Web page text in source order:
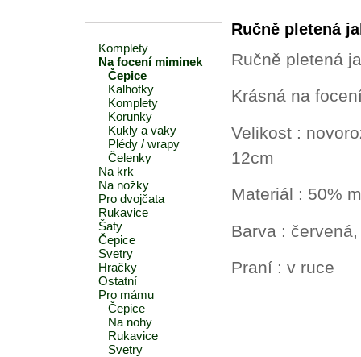
Komplety
Na focení miminek
Čepice
Kalhotky
Komplety
Korunky
Kukly a vaky
Plédy / wrapy
Čelenky
Na krk
Na nožky
Pro dvojčata
Rukavice
Šaty
Čepice
Svetry
Hračky
Ostatní
Pro mámu
Čepice
Na nohy
Rukavice
Svetry
Ručně pletená
Ručně pletená
Krásná na
Velikost :
12cm
Materiál : 50%
Barva :
Praní : v ruce